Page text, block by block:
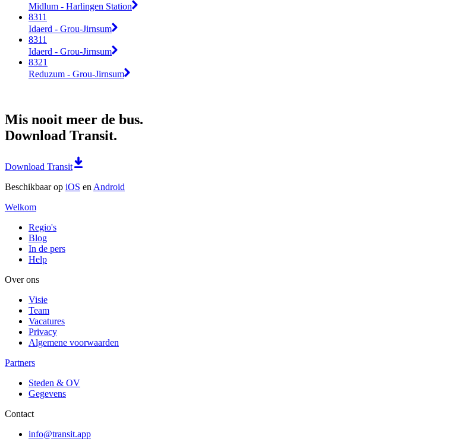
Midlum - Harlingen Station
8311
Idaerd - Grou-Jirnsum
8311
Idaerd - Grou-Jirnsum
8321
Reduzum - Grou-Jirnsum
Mis nooit meer de bus.
Download Transit.
Download Transit
Beschikbaar op iOS en Android
Welkom
Regio's
Blog
In de pers
Help
Over ons
Visie
Team
Vacatures
Privacy
Algemene voorwaarden
Partners
Steden & OV
Gegevens
Contact
info@transit.app